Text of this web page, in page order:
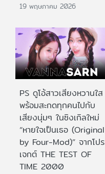
19 พฤษภาคม 2026
PS ดูโอ้สาวเสียงหวานใส
พร้อมสะกดทุกคนไปกับ
เสียงนุ่มๆ ในซิงเกิลใหม่
“หายใจเป็นเธอ (Original
by Four-Mod)” จากโปร
เจกต์ THE TEST OF
TIME 2000